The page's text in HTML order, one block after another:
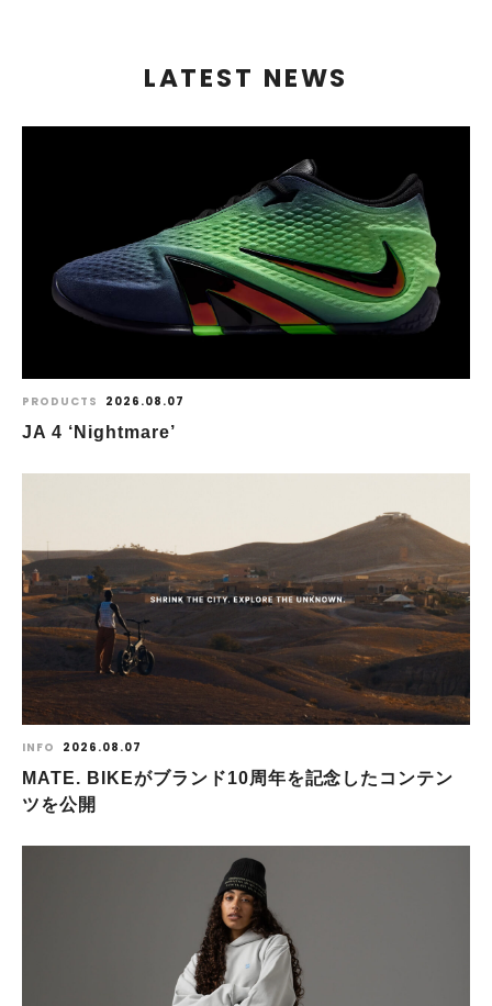
LATEST NEWS
PRODUCTS 2026.08.07
JA 4 ‘Nightmare’
INFO 2026.08.07
MATE. BIKEがブランド10周年を記念したコンテン
ツを公開